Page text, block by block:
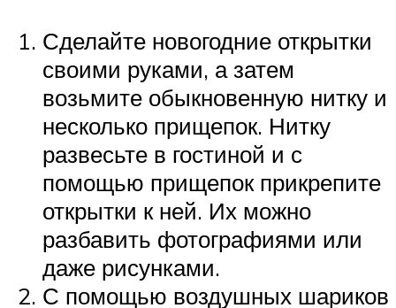
Сделайте новогодние открытки
своими руками, а затем
возьмите обыкновенную нитку и
несколько прищепок. Нитку
развесьте в гостиной и с
помощью прищепок прикрепите
открытки к ней. Их можно
разбавить фотографиями или
даже рисунками.
С помощью воздушных шариков